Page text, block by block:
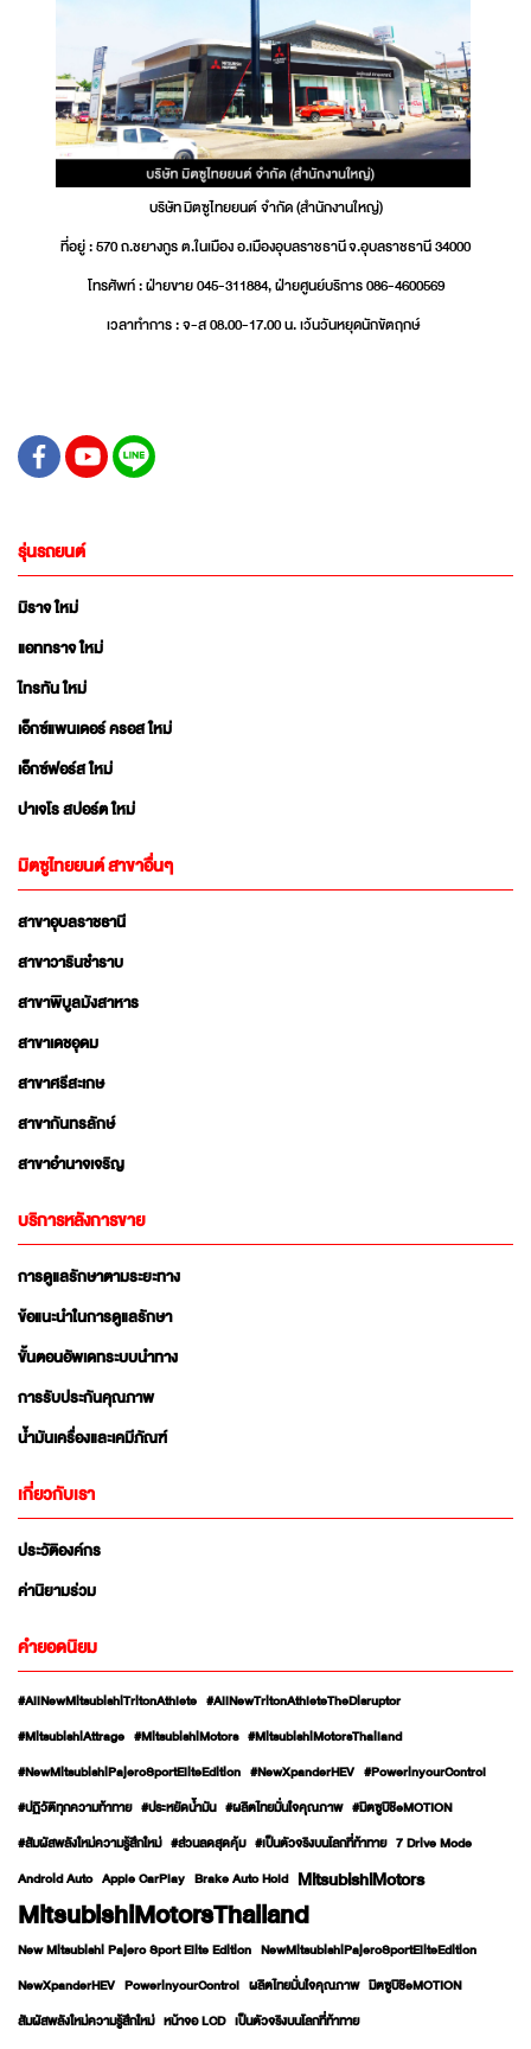
บริษัท มิตซูไทยยนต์ จำกัด (สำนักงานใหญ่)
ที่อยู่ : 570 ถ.ชยางกูร ต.ในเมือง อ.เมืองอุบลราชธานี จ.อุบลราชธานี 34000
โทรศัพท์ : ฝ่ายขาย 045-311884, ฝ่ายศูนย์บริการ 086-4600569
เวลาทำการ : จ-ส 08.00-17.00 น. เว้นวันหยุดนักขัตฤกษ์
รุ่นรถยนต์
มิราจ ใหม่
แอททราจ ใหม่
ไทรทัน ใหม่
เอ็กซ์แพนเดอร์ ครอส ใหม่
เอ็กซ์ฟอร์ส ใหม่
ปาเจโร สปอร์ต ใหม่
มิตซูไทยยนต์ สาขาอื่นๆ
สาขาอุบลราชธานี
สาขาวารินชำราบ
สาขาพิบูลมังสาหาร
สาขาเดชอุดม
สาขาศรีสะเกษ
สาขากันทรลักษ์
สาขาอำนาจเจริญ
บริการหลังการขาย
การดูแลรักษาตามระยะทาง
ข้อแนะนำในการดูแลรักษา
ขั้นตอนอัพเดทระบบนำทาง
การรับประกันคุณภาพ
น้ำมันเครื่องและเคมีภัณฑ์
เกี่ยวกับเรา
ประวัติองค์กร
ค่านิยามร่วม
คำยอดนิยม
#AllNewMitsubishiTritonAthlete #AllNewTritonAthleteTheDisruptor
#MitsubishiAttrage #MitsubishiMotors #MitsubishiMotorsThailand
#NewMitsubishiPajeroSportEliteEdition #NewXpanderHEV #PowerinyourControl
#ปฏิวัติทุกความท้าทาย #ประหยัดน้ำมัน #ผลิตไทยมั่นใจคุณภาพ #มิตซูบิชิeMOTION
#สัมผัสพลังใหม่ความรู้สึกใหม่ #ส่วนลดสุดคุ้ม #เป็นตัวจริงบนโลกที่ท้าทาย 7 Drive Mode
Android Auto Apple CarPlay Brake Auto Hold MitsubishiMotors
MitsubishiMotorsThailand
New Mitsubishi Pajero Sport Elite Edition NewMitsubishiPajeroSportEliteEdition
NewXpanderHEV PowerinyourControl ผลิตไทยมั่นใจคุณภาพ มิตซูบิชิeMOTION
สัมผัสพลังใหม่ความรู้สึกใหม่ หน้าจอ LCD เป็นตัวจริงบนโลกที่ท้าทาย